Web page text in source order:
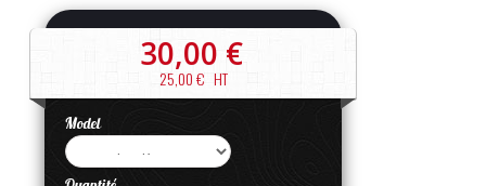
30,00 €
25,00 €HT
Model